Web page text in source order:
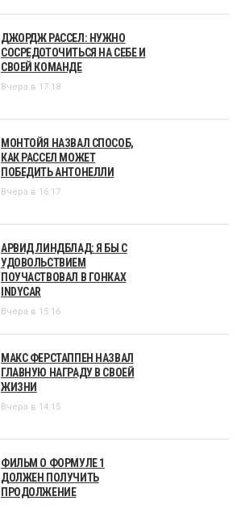
ДЖОРДЖ РАССЕЛ: НУЖНО
СОСРЕДОТОЧИТЬСЯ НА СЕБЕ И
СВОЕЙ КОМАНДЕ
Вчера в 17:18
МОНТОЙЯ НАЗВАЛ СПОСОБ,
КАК РАССЕЛ МОЖЕТ
ПОБЕДИТЬ АНТОНЕЛЛИ
Вчера в 16:17
АРВИД ЛИНДБЛАД: Я БЫ С
УДОВОЛЬСТВИЕМ
ПОУЧАСТВОВАЛ В ГОНКАХ
INDYCAR
Вчера в 15:16
МАКС ФЕРСТАППЕН НАЗВАЛ
ГЛАВНУЮ НАГРАДУ В СВОЕЙ
ЖИЗНИ
Вчера в 14:15
ФИЛЬМ О ФОРМУЛЕ 1
ДОЛЖЕН ПОЛУЧИТЬ
ПРОДОЛЖЕНИЕ